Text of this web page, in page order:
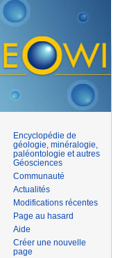
Encyclopédie de
géologie, minéralogie,
paléontologie et autres
Géosciences
Communauté
Actualités
Modifications récentes
Page au hasard
Aide
Créer une nouvelle
page